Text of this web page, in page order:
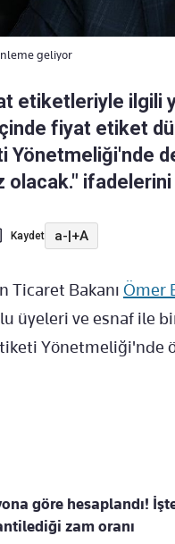
geliyor
etiketleriyle ilgili
fiyat etiket
Yönetmeliği'nde
olacak." ifadelerini
Kaydet a-|+A
Ticaret Bakanı Ömer
üyeleri ve esnaf ile
Yönetmeliği'nde
göre hesaplandı!
zam oranı